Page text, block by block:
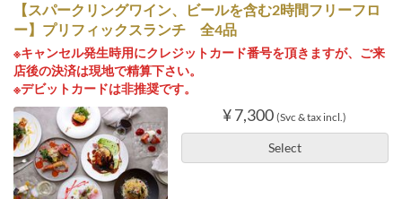
【スパークリングワイン、ビールを含む2時間フリーフロ
ー】プリフィックスランチ 全4品
※キャンセル発生時用にクレジットカード番号を頂きますが、ご来
店後の決済は現地で精算下さい。
※デビットカードは非推奨です。
¥ 7,300 (Svc & tax incl.)
Select